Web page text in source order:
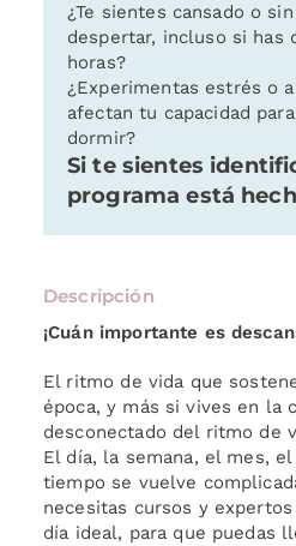
¿Te sientes cansado o
despertar, incluso si has
horas?
¿Experimentas estrés o
afectan tu capacidad
dormir?
Si te sientes
programa está
Descripción
¡Cuán importante es
El ritmo de vida que
época, y más si vives en la
desconectado del ritmo de
El día, la semana, el mes,
tiempo se vuelve
necesitas cursos y
día ideal, para que puedas